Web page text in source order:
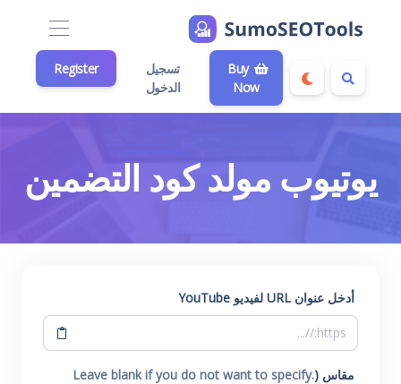
Buy
Now
تسجيل
الدخول
Register
يوتيوب مولد كود التضمين
أدخل عنوان URL لفيديو YouTube
مقاس (Leave blank if you do not want to specify.